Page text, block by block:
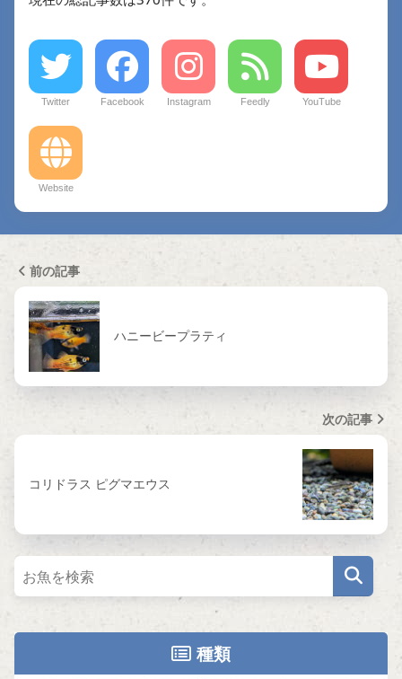
Twitter Facebook Instagram Feedly YouTube
Website
前の記事
ハニービープラティ
次の記事
コリドラス ピグマエウス
種類